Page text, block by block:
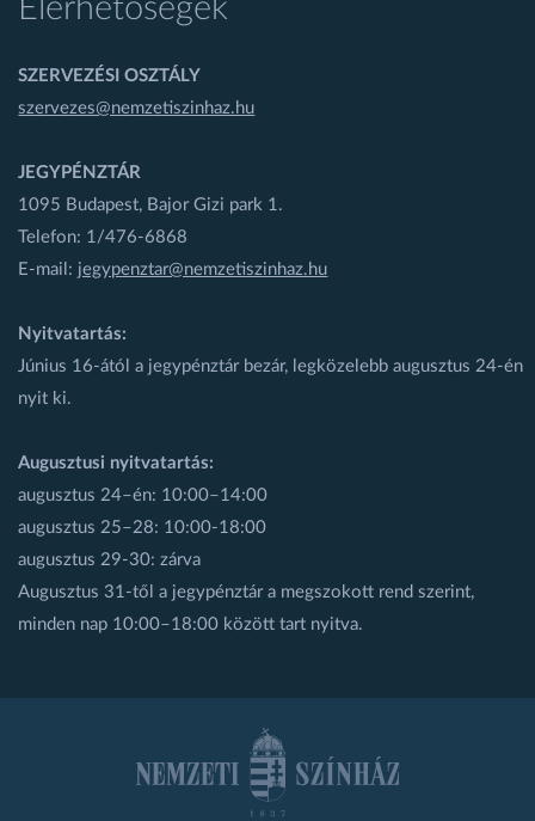
Elérhetőségek
SZERVEZÉSI OSZTÁLY
szervezes@nemzetiszinhaz.hu
JEGYPÉNZTÁR
1095 Budapest, Bajor Gizi park 1.
Telefon: 1/476-6868
E-mail: jegypenztar@nemzetiszinhaz.hu
Nyitvatartás:
Június 16-ától a jegypénztár bezár, legközelebb augusztus 24-én
nyit ki.
Augusztusi nyitvatartás:
augusztus 24–én: 10:00–14:00
augusztus 25–28: 10:00-18:00
augusztus 29-30: zárva
Augusztus 31-től a jegypénztár a megszokott rend szerint,
minden nap 10:00–18:00 között tart nyitva.